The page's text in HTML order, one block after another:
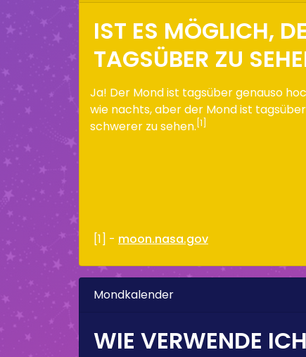
IST ES MÖGLICH,
TAGSÜBER ZU
Ja! Der Mond ist tagsüber genauso
wie nachts, aber der Mond ist tagsüber
schwerer zu sehen. [1]
[1] - moon.nasa.gov
Mondkalender
WIE VERWENDE